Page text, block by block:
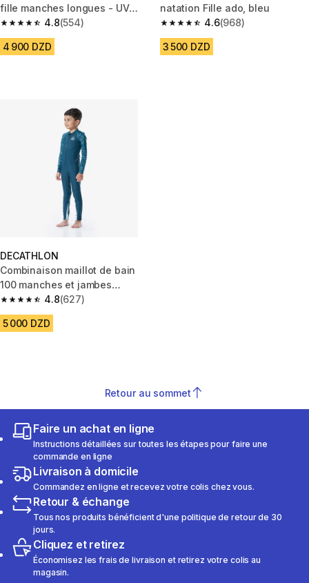
fille manches longues - UV
Combiswim 100 Marg mint
4.8
4.8 out of 5 stars from 554 reviews
(554)
4 900 DZD
natation Fille ado, bleu
4.6
4.6 out of 5 stars from 968
(968)
3 500 DZD
DECATHLON
Combinaison maillot de bain
100 manches et jambes
longues garçon bana vert - uv
4.8
4.8 out of 5 stars from 627 reviews
(627)
5 000 DZD
Retour au sommet
Faire un achat en ligne
Instructions détaillées sur toutes les étapes pour faire une
commande en ligne
Livraison à domicile
Commandez en ligne et recevez votre colis chez vous.
Retour & échange
Tous nos produits bénéficient d'une politique de retour de 30
jours.
Cliquez et retirez
Économisez les frais de livraison et retirez votre colis au
magasin.